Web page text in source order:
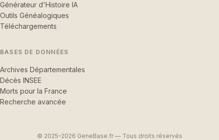
Générateur d'Histoire IA
Outils Généalogiques
Téléchargements
BASES DE DONNÉES
Archives Départementales
Décès INSEE
Morts pour la France
Recherche avancée
© 2025–2026 GeneBase.fr — Tous droits réservés